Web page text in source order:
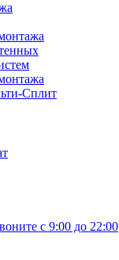
Сплит
с 9:00 до 22:00